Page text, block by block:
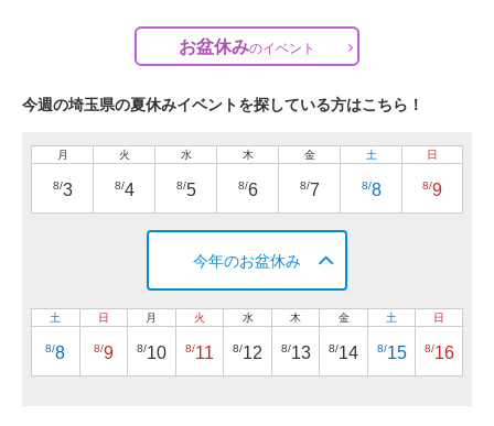
お盆休みのイベント
今週の埼玉県の夏休みイベントを探している方はこちら！
月
8/3
火
8/4
水
8/5
木
8/6
金
8/7
土
8/8
日
8/9
今年のお盆休み
土
8/8
日
8/9
月
8/10
火
8/11
水
8/12
木
8/13
金
8/14
土
8/15
日
8/16